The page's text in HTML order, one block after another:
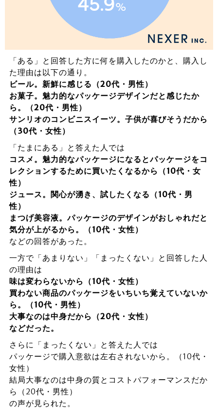
「ある」と回答した方に何を購入したのかと、購入し
た理由は以下の通り。
ビール。新鮮に感じる（20代・男性）
お菓子。魅力的なパッケージデザインだと感じたか
ら。（20代・男性）
サンリオのコンビニスイーツ。子供が喜びそうだから
（30代・女性）
「たまにある」と答えた人では
コスメ。魅力的なパッケージになるとパッケージをコ
レクションするために買いたくなるから（10代・女
性）
ジュース。関心が湧き、試したくなる（10代・男
性）
まつげ美容液。パッケージのデザインがおしゃれだと
気分が上がるから。（10代・女性）
などの回答があった。
一方で「あまりない」「まったくない」と回答した人
の理由は
味は変わらないから（10代・女性）
買わない商品のパッケージをいちいち覚えていないか
ら。（10代・男性）
大事なのは中身だから（20代・女性）
などだった。
さらに「まったくない」と答えた人では
パッケージで購入意欲は左右されないから。（10代・
女性）
結局大事なのは中身の質とコストパフォーマンスだか
ら（20代・男性）
の声が見られた。